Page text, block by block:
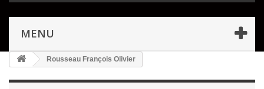
MENU
Rousseau François Olivier